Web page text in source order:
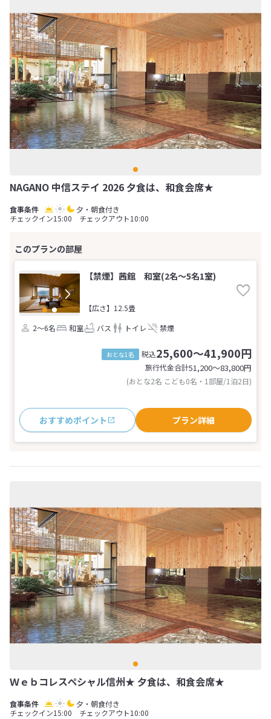
NAGANO 中信ステイ 2026 夕食は、和食会席★
夕・朝食付き
チェックイン15:00 チェックアウト10:00
【禁煙】茜館 和室(2名～5名1室)
【広さ】12.5畳
2～6名
和室 バス トイレ 禁煙
おとな1名 税込25,600～41,900円
旅行代金合計51,200〜83,800円
(おとな2名 こども0名・1部屋/1泊2日)
おすすめポイント プラン詳細
Ｗｅｂコレスペシャル信州★ 夕食は、和食会席★
夕・朝食付き
チェックイン15:00 チェックアウト10:00